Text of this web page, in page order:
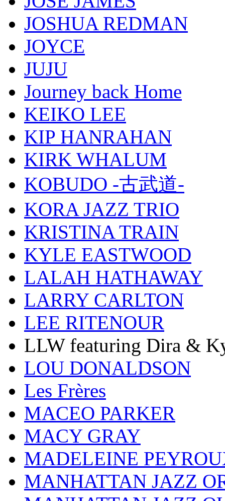
JOSHUA REDMAN
JOYCE
JUJU
Journey back Home
KEIKO LEE
KIP HANRAHAN
KIRK WHALUM
KOBUDO -古武道-
KORA JAZZ TRIO
KRISTINA TRAIN
KYLE EASTWOOD
LALAH HATHAWAY
LARRY CARLTON
LEE RITENOUR
LLW featuring Dira &
LOU DONALDSON
Les Frères
MACEO PARKER
MACY GRAY
MADELEINE
MANHATTAN JAZZ